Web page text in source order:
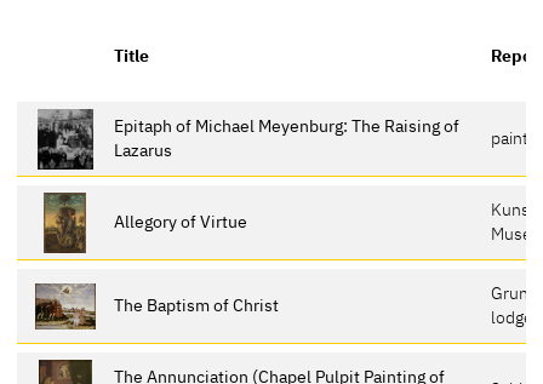
Title
Epitaph of Michael Meyenburg: The Raising of
Lazarus
Allegory of Virtue
The Baptism of Christ
lodge
The Annunciation (Chapel Pulpit Painting of